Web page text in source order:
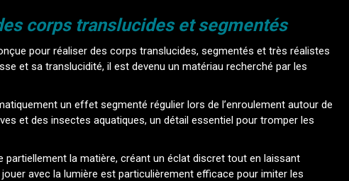
corps translucides et segmentés
pour réaliser des corps translucides, segmentés et très réalistes
et sa translucidité, il est devenu un matériau recherché par les
un effet segmenté régulier lors de l’enroulement autour de
et des insectes aquatiques, un détail essentiel pour tromper les
la matière, créant un éclat discret tout en laissant
avec la lumière est particulièrement efficace pour imiter les